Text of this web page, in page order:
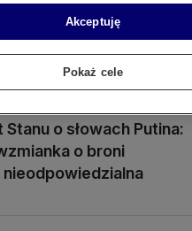
walczył". Putin
do Piotra I i zapowiada
o słowach Putina:
o broni
Akceptuję
Pokaż cele